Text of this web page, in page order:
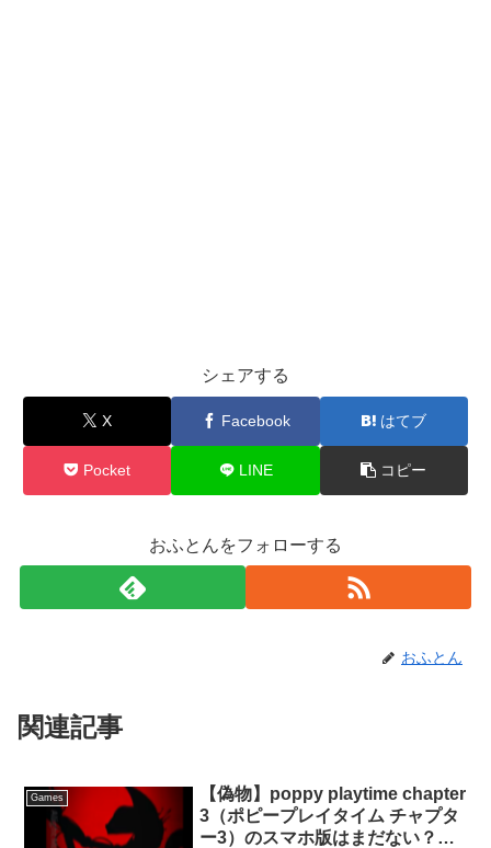
シェアする
X Facebook はてブ
Pocket LINE コピー
おふとんをフォローする
おふとん
関連記事
Games
【偽物】poppy playtime chapter
3（ポピープレイタイム チャプタ
ー3）のスマホ版はまだない？